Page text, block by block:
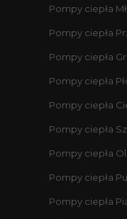
Pompy ciepła
Pompy ciepła
Pompy ciepła
Pompy ciepła
Pompy ciepła
Pompy ciepła
Pompy ciepła
Pompy ciepła
Pompy ciepła